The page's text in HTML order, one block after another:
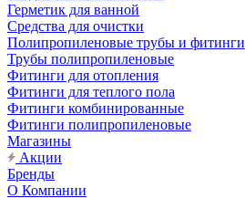
Герметик для ванной
Средства для очистки
Полипропиленовые трубы и фитинги
Трубы полипропиленовые
Фитинги для отопления
Фитинги для теплого пола
Фитинги комбинированные
Фитинги полипропиленовые
Магазины
Акции
Бренды
О Компании